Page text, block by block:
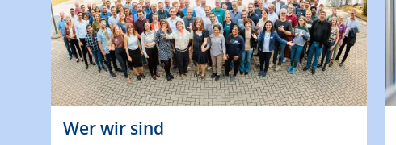
Wer wir sind